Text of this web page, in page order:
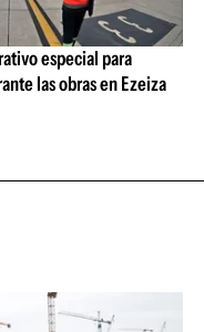
especial para
las obras en Ezeiza